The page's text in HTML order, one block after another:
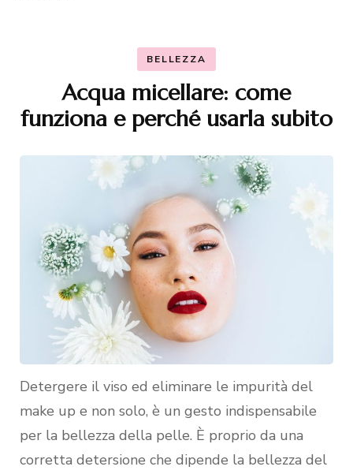
BELLEZZA
Acqua micellare: come
funziona e perché usarla subito
Detergere il viso ed eliminare le impurità del
make up e non solo, è un gesto indispensabile
per la bellezza della pelle. È proprio da una
corretta detersione che dipende la bellezza del